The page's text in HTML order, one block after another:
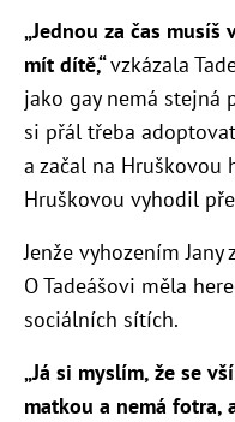
„Jednou za čas
mít dítě,“vzkázala
jako gay nemá stejná
si přál třeba
a začal na Hruškovou
Hruškovou vyhodil
Jenže vyhozením
O Tadeášovi měla
sociálních sítích.
„Já si myslím, že se
matkou a nemá fotra,